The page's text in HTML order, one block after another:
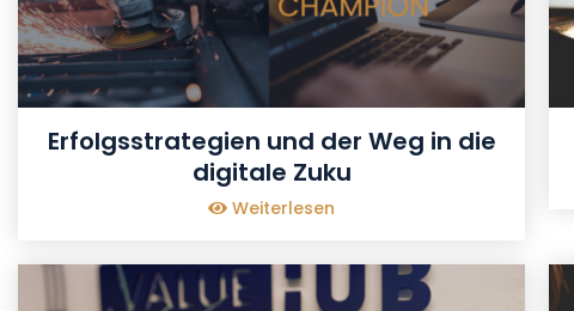
Erfolgsstrategien und der Weg in die
digitale Zuku
Weiterlesen